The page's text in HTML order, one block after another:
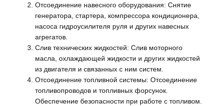
Отсоединение навесного оборудования: Снятие
генератора, стартера, компрессора кондиционера,
насоса гидроусилителя руля и других навесных
агрегатов.
Слив технических жидкостей: Слив моторного
масла, охлаждающей жидкости и других жидкостей
из двигателя и связанных с ним систем.
Отсоединение топливной системы: Отсоединение
топливопроводов и топливных форсунок.
Обеспечение безопасности при работе с топливом.